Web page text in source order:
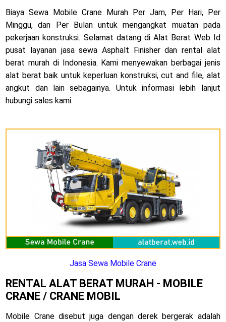
Biaya Sewa Mobile Crane Murah Per Jam, Per Hari, Per
Minggu, dan Per Bulan untuk mengangkat muatan pada
pekerjaan konstruksi. Selamat datang di Alat Berat Web Id
pusat layanan jasa sewa Asphalt Finisher dan rental alat
berat murah di Indonesia. Kami menyewakan berbagai jenis
alat berat baik untuk keperluan konstruksi, cut and file, alat
angkut dan lain sebagainya. Untuk informasi lebih lanjut
hubungi sales kami.
Jasa Sewa Mobile Crane
RENTAL ALAT BERAT MURAH - MOBILE
CRANE / CRANE MOBIL
Mobile Crane disebut juga dengan derek bergerak adalah